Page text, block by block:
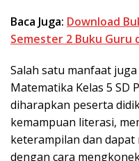
Baca Juga: Download
Semester 2 Buku Guru
Salah satu manfaat
Matematika Kelas 5 SD
diharapkan peserta
kemampuan literasi,
keterampilan dan
dengan cara